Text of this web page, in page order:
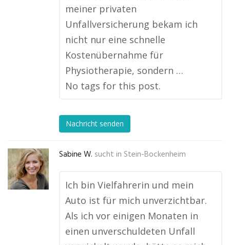
meiner privaten
Unfallversicherung bekam ich
nicht nur eine schnelle
Kostenübernahme für
Physiotherapie, sondern …
No tags for this post.
Nachricht senden
Sabine W. sucht in Stein-Bockenheim
Ich bin Vielfahrerin und mein
Auto ist für mich unverzichtbar.
Als ich vor einigen Monaten in
einen unverschuldeten Unfall